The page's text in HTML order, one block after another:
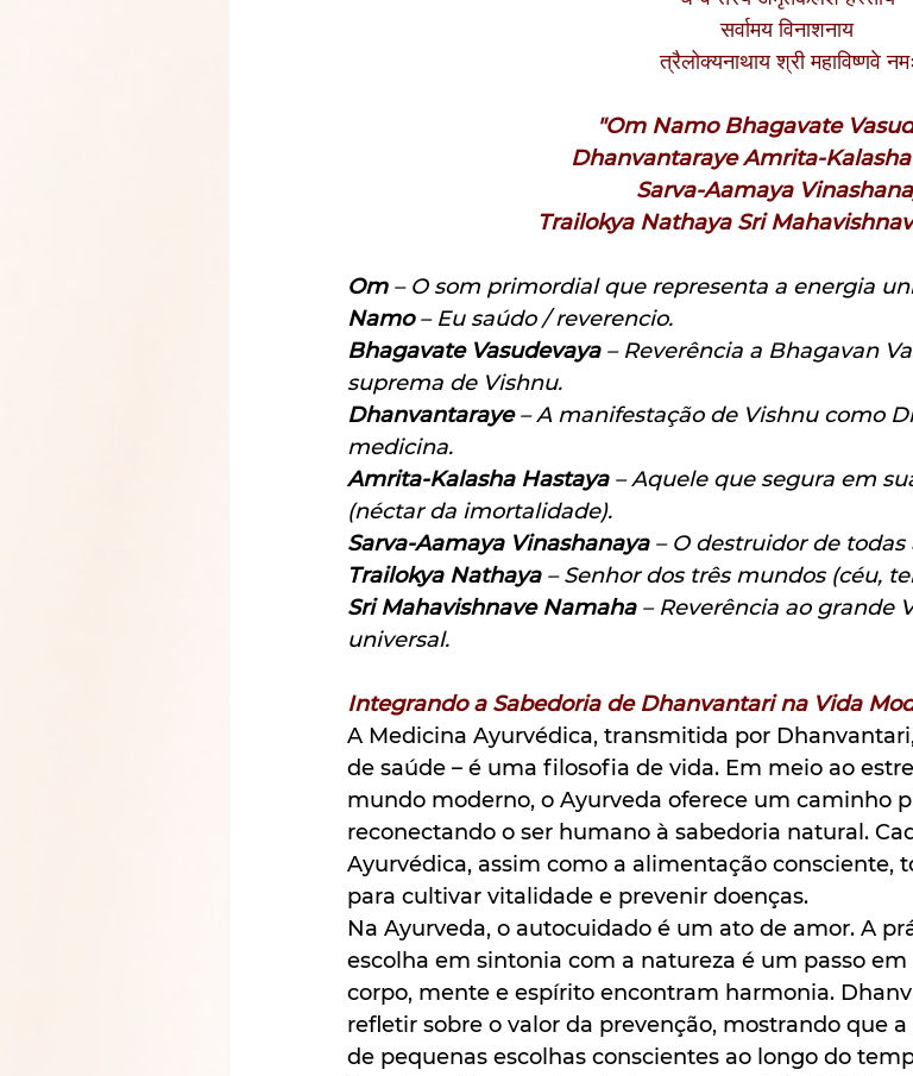
सर्वामय विनाशनाय
त्रैलोक्यनाथाय श्री महाविष्णवे नमः
"Om Namo Bhagavate
Dhanvantaraye Amrita-
Sarva-Aamaya
Trailokya Nathaya Sri
Om – O som primordial que representa a energia
Namo – Eu saúdo / reverencio.
Bhagavate Vasudevaya – Reverência a Bhagavan
suprema de Vishnu.
Dhanvantaraye – A manifestação de Vishnu como
medicina.
Amrita-Kalasha Hastaya – Aquele que segura em
(néctar da imortalidade).
Sarva-Aamaya Vinashanaya – O destruidor de todas
Trailokya Nathaya – Senhor dos três mundos (céu,
Sri Mahavishnave Namaha – Reverência ao grande
universal.
Integrando a Sabedoria de Dhanvantari na Vida
A Medicina Ayurvédica, transmitida por
de saúde – é uma filosofia de vida. Em meio ao
mundo moderno, o Ayurveda oferece um caminho
reconectando o ser humano à sabedoria natural.
Ayurvédica, assim como a alimentação consciente,
para cultivar vitalidade e prevenir doenças.
Na Ayurveda, o autocuidado é um ato de amor. A
escolha em sintonia com a natureza é um passo
corpo, mente e espírito encontram harmonia.
refletir sobre o valor da prevenção, mostrando que
de pequenas escolhas conscientes ao longo do